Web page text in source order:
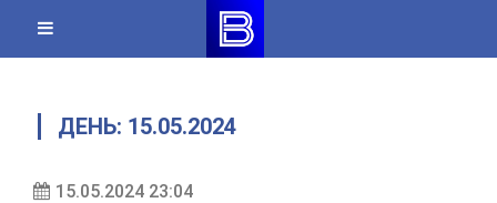
content
ДЕНЬ: 15.05.2024
15.05.2024 23:04